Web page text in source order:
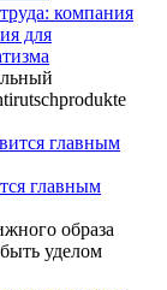
компания
для
главным
образа
уделом